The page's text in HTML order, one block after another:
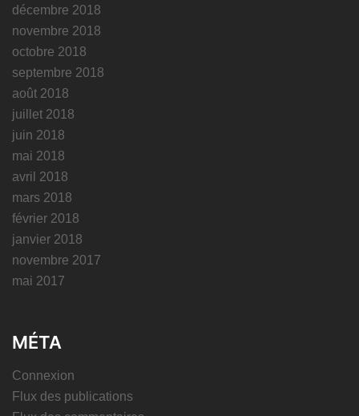
décembre 2018
novembre 2018
octobre 2018
septembre 2018
août 2018
juillet 2018
juin 2018
mai 2018
avril 2018
mars 2018
février 2018
janvier 2018
novembre 2017
mai 2017
MÉTA
Connexion
Flux des publications